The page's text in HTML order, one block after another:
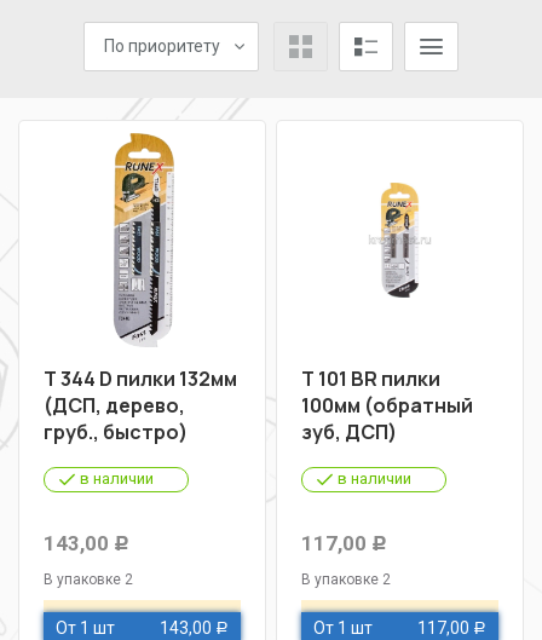
По приоритету
Т 344 D пилки 132мм
(ДСП, дерево,
груб., быстро)
в наличии
143,00 Р
В упаковке 2
От 1 шт 143,00 Р
Т 101 BR пилки
100мм (обратный
зуб, ДСП)
в наличии
117,00 Р
В упаковке 2
От 1 шт 117,00 Р